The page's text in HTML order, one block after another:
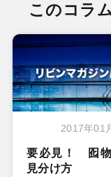
このコラ
2017年01
要必見！ 囮
見分け方